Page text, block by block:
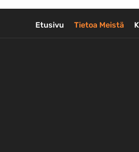
Etusivu Tietoa Meistä